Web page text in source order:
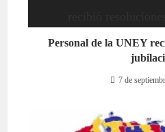
Personal de la UNEY
7 de